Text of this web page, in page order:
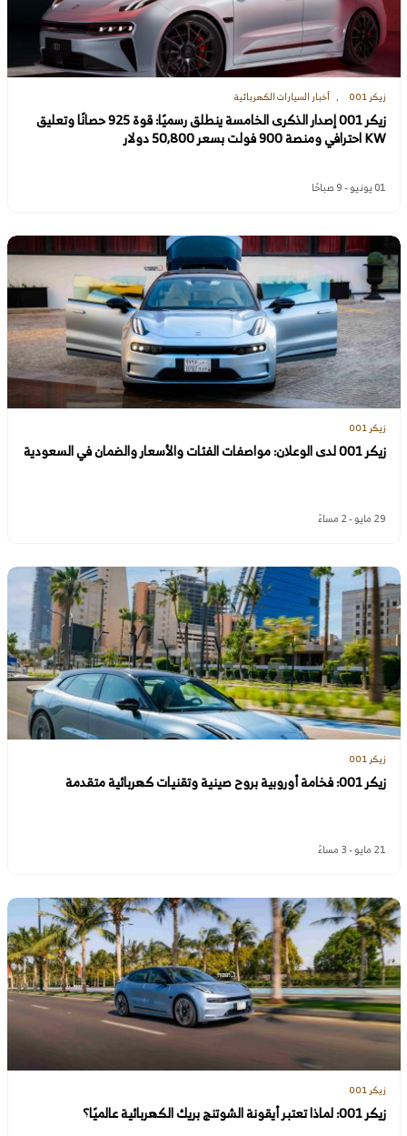
زيكر 001 أخبار السيارات الكهربائية
زيكر 001 إصدار الذكرى الخامسة ينطلق رسميًا: قوة 925 حصانًا وتعليق
KW احترافي ومنصة 900 فولت بسعر 50,800 دولار
01 يونيو - 9 صباحًا
زيكر 001
زيكر 001 لدى الوعلان: مواصفات الفئات والأسعار والضمان في السعودية
29 مايو - 2 مساءً
زيكر 001
زيكر 001: فخامة أوروبية بروح صينية وتقنيات كهربائية متقدمة
21 مايو - 3 مساءً
زيكر 001
زيكر 001: لماذا تعتبر أيقونة الشوتنج بريك الكهربائية عالميًا؟